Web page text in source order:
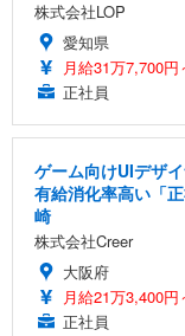
株式会社LOP
愛知県
月給31万7,700円
正社員
ゲーム向けUIデザ
有給消化率高い「
崎
株式会社Creer
大阪府
月給21万3,400
正社員